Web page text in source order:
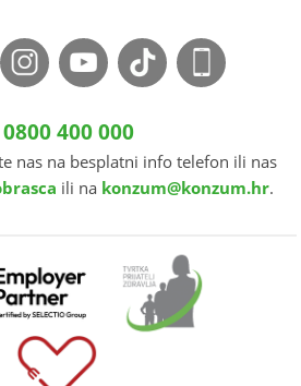
0800 400 000
nas na besplatni info telefon ili nas
ili na konzum@konzum.hr.